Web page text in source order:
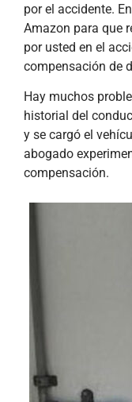
por el accidente.
Amazon para que
por usted en el
compensación de
Hay muchos
historial del
y se cargó el
abogado
compensación.